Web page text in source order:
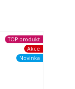
TOP produkt
Akce
Novinka